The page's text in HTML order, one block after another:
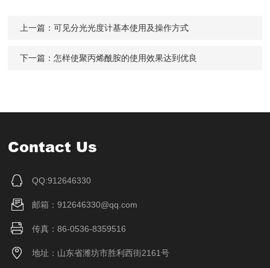
上一篇：可见分光光度计基本使用及操作方式
下一篇：怎样使聚丙烯酰胺的使用效果达到优良
Contact Us
QQ:912646330
邮箱：912646330@qq.com
传真：86-0536-8359516
地址：山东省潍坊市胜利西街2161号